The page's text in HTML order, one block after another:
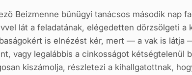
Beizmenne bűnügyi tanácsos második nap
lát a feladatának, elégedetten dörzsölgeti a
is elnézést kér, mert — a vak is látja
vagy legalábbis a cinkosságot kétségtelenül
kiszámolja, részletezi a kihallgatottnak,